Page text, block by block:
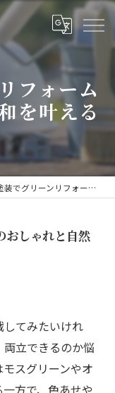
フォーム
を叶える
ーンリフォームのおしゃれと自然調和を叶える方法
おしゃれと自然
てみたいけれ
立できるのか悩
スグリーンやオ
方で、色あせや